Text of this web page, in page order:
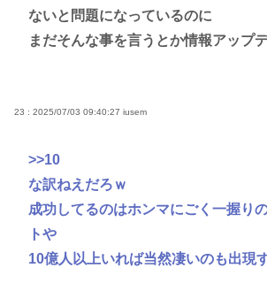
ないと問題になっているのに
まだそんな事を言うとか情報アップ
23 : 2025/07/03 09:40:27 iusem
>>10
な訳ねえだろｗ
成功してるのはホンマにごく一握り
トや
10億人以上いれば当然凄いのも出現す